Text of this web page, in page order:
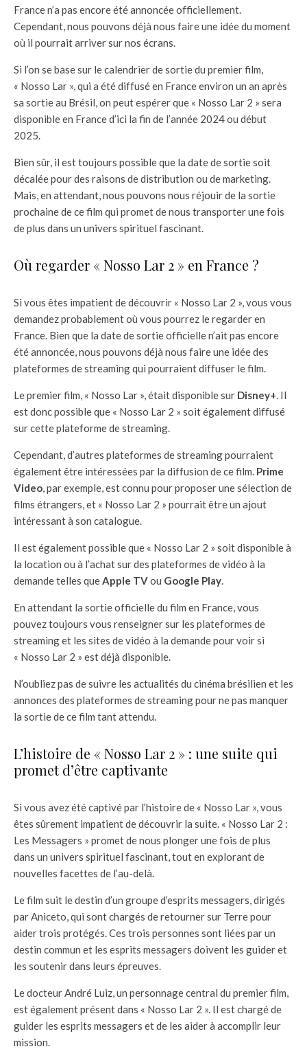
France n’a pas encore été annoncée officiellement.
Cependant, nous pouvons déjà nous faire une idée du moment
où il pourrait arriver sur nos écrans.
Si l’on se base sur le calendrier de sortie du premier film,
« Nosso Lar », qui a été diffusé en France environ un an après
sa sortie au Brésil, on peut espérer que « Nosso Lar 2 » sera
disponible en France d’ici la fin de l’année 2024 ou début
2025.
Bien sûr, il est toujours possible que la date de sortie soit
décalée pour des raisons de distribution ou de marketing.
Mais, en attendant, nous pouvons nous réjouir de la sortie
prochaine de ce film qui promet de nous transporter une fois
de plus dans un univers spirituel fascinant.
Où regarder « Nosso Lar 2 » en France ?
Si vous êtes impatient de découvrir « Nosso Lar 2 », vous vous
demandez probablement où vous pourrez le regarder en
France. Bien que la date de sortie officielle n’ait pas encore
été annoncée, nous pouvons déjà nous faire une idée des
plateformes de streaming qui pourraient diffuser le film.
Le premier film, « Nosso Lar », était disponible sur Disney+ . Il
est donc possible que « Nosso Lar 2 » soit également diffusé
sur cette plateforme de streaming.
Cependant, d’autres plateformes de streaming pourraient
également être intéressées par la diffusion de ce film. Prime
Video , par exemple, est connu pour proposer une sélection de
films étrangers, et « Nosso Lar 2 » pourrait être un ajout
intéressant à son catalogue.
Il est également possible que « Nosso Lar 2 » soit disponible à
la location ou à l’achat sur des plateformes de vidéo à la
demande telles que Apple TVou Google Play
En attendant la sortie officielle du film en France, vous
pouvez toujours vous renseigner sur les plateformes de
streaming et les sites de vidéo à la demande pour voir si
« Nosso Lar 2 » est déjà disponible.
N’oubliez pas de suivre les actualités du cinéma brésilien et les
annonces des plateformes de streaming pour ne pas manquer
la sortie de ce film tant attendu.
L’histoire de « Nosso Lar 2 » : une suite qui
promet d’être captivante
Si vous avez été captivé par l’histoire de « Nosso Lar », vous
êtes sûrement impatient de découvrir la suite. « Nosso Lar 2 :
Les Messagers » promet de nous plonger une fois de plus
dans un univers spirituel fascinant, tout en explorant de
nouvelles facettes de l’au-delà.
Le film suit le destin d’un groupe d’esprits messagers, dirigés
par Aniceto, qui sont chargés de retourner sur Terre pour
aider trois protégés. Ces trois personnes sont liées par un
destin commun et les esprits messagers doivent les guider et
les soutenir dans leurs épreuves.
Le docteur André Luiz, un personnage central du premier film,
est également présent dans « Nosso Lar 2 ». Il est chargé de
guider les esprits messagers et de les aider à accomplir leur
mission.